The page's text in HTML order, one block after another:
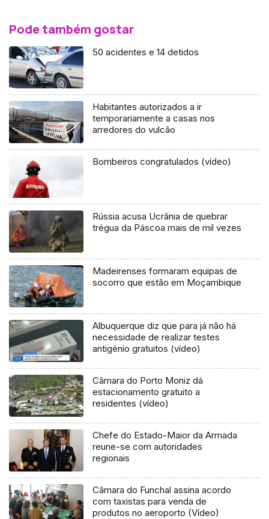
Pode também gostar
50 acidentes e 14 detidos
Habitantes autorizados a ir
temporariamente a casas nos
arredores do vulcão
Bombeiros congratulados (vídeo)
Rússia acusa Ucrânia de quebrar
trégua da Páscoa mais de mil vezes
Madeirenses formaram equipas de
socorro que estão em Moçambique
Albuquerque diz que para já não há
necessidade de realizar testes
antigénio gratuitos (vídeo)
Câmara do Porto Moniz dá
estacionamento gratuito a
residentes (vídeo)
Chefe do Estado-Maior da Armada
reune-se com autoridades
regionais
Câmara do Funchal assina acordo
com taxistas para venda de
produtos no aeroporto (Vídeo)